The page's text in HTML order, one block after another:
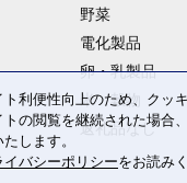
野菜
電化製品
卵・乳製品
米・穀物
返礼品なし
利便性向上のため、クッ
の閲覧を継続された場合
します。
イバシーポリシーをお読み